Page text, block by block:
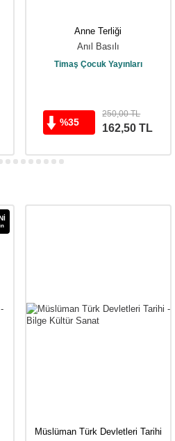
Anne Terliği
Anıl Basılı
Timaş Çocuk Yayınları
%35
250,00TL
162,50 TL
Müslüman Türk Devletleri Tarihi